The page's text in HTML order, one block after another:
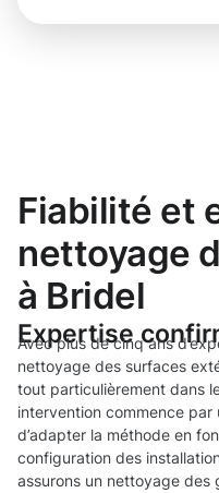
Fiabilité et
nettoyage
à Bridel
Expertise
Avec plus de cinq ans
nettoyage des surfaces
tout particulièrement dans
intervention commence
d’adapter la méthode en
configuration des
assurons un nettoyage des